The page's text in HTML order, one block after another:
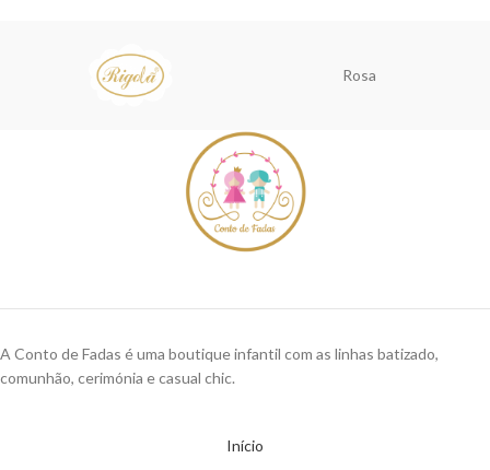
Rosa
A Conto de Fadas é uma boutique infantil com as linhas batizado,
comunhão, cerimónia e casual chic.
Início